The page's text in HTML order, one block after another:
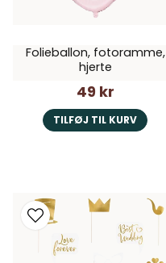
Folieballon, fotoramme,
hjerte
49 kr
TILFØJ TIL KURV